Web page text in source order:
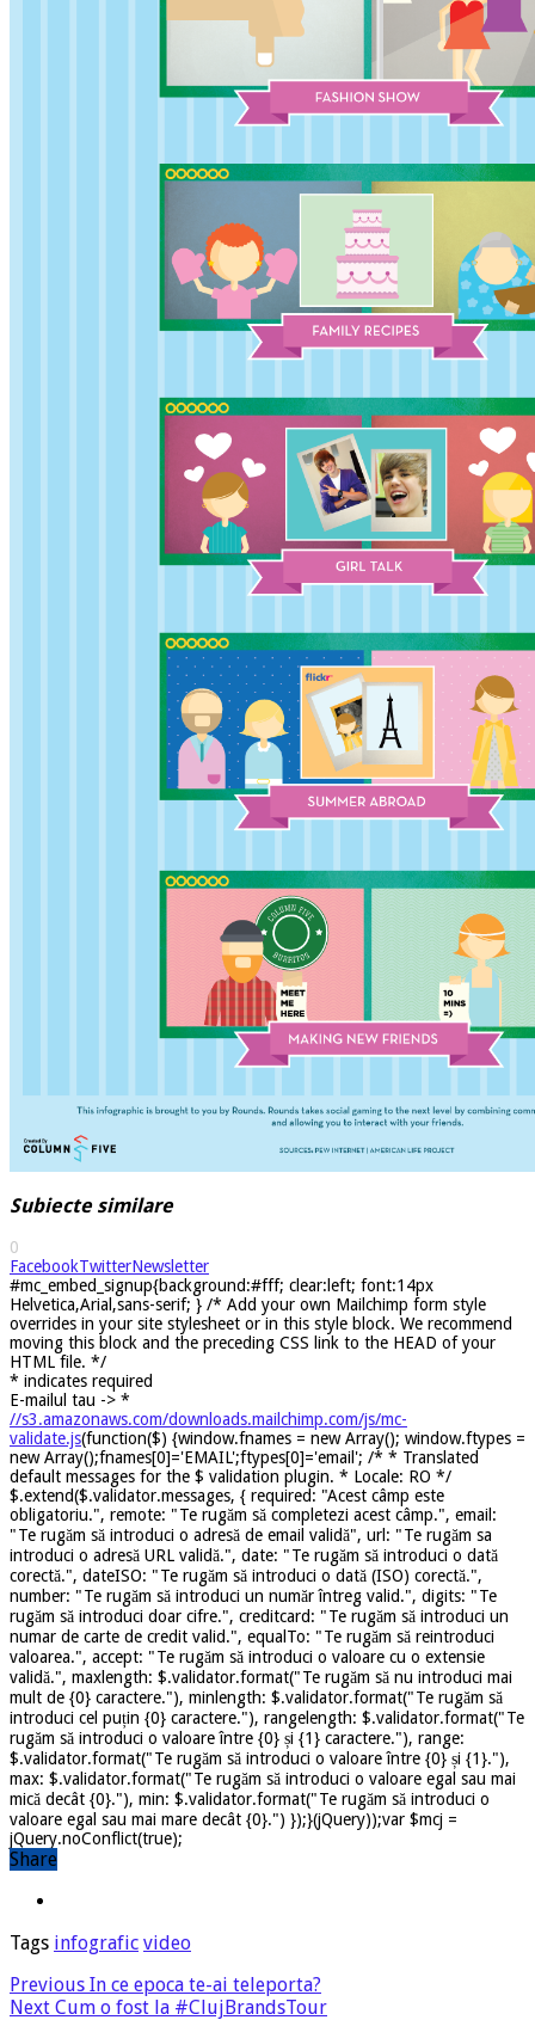
Subiecte similare
0
FacebookTwitterNewsletter
#mc_embed_signup{background:#fff; clear:left; font:14px
Helvetica,Arial,sans-serif; } /* Add your own Mailchimp form style
overrides in your site stylesheet or in this style block. We recommend
moving this block and the preceding CSS link to the HEAD of your
HTML file. */
* indicates required
E-mailul tau -> *
//s3.amazonaws.com/downloads.mailchimp.com/js/mc-
validate.js(function($) {window.fnames = new Array(); window.ftypes =
new Array();fnames[0]='EMAIL';ftypes[0]='email'; /* * Translated
default messages for the $ validation plugin. * Locale: RO */
$.extend($.validator.messages, { required: "Acest câmp este
obligatoriu.", remote: "Te rugăm să completezi acest câmp.", email:
"Te rugăm să introduci o adresă de email validă", url: "Te rugăm sa
introduci o adresă URL validă.", date: "Te rugăm să introduci o dată
corectă.", dateISO: "Te rugăm să introduci o dată (ISO) corectă.",
number: "Te rugăm să introduci un număr întreg valid.", digits: "Te
rugăm să introduci doar cifre.", creditcard: "Te rugăm să introduci un
numar de carte de credit valid.", equalTo: "Te rugăm să reintroduci
valoarea.", accept: "Te rugăm să introduci o valoare cu o extensie
validă.", maxlength: $.validator.format("Te rugăm să nu introduci mai
mult de {0} caractere."), minlength: $.validator.format("Te rugăm să
introduci cel puțin {0} caractere."), rangelength: $.validator.format("Te
rugăm să introduci o valoare între {0} și {1} caractere."), range:
$.validator.format("Te rugăm să introduci o valoare între {0} și {1}."),
max: $.validator.format("Te rugăm să introduci o valoare egal sau mai
mică decât {0}."), min: $.validator.format("Te rugăm să introduci o
valoare egal sau mai mare decât {0}.") });}(jQuery));var $mcj =
jQuery.noConflict(true);
Share
Tags infografic video
Previous In ce epoca te-ai teleporta?
Next Cum o fost la #ClujBrandsTour